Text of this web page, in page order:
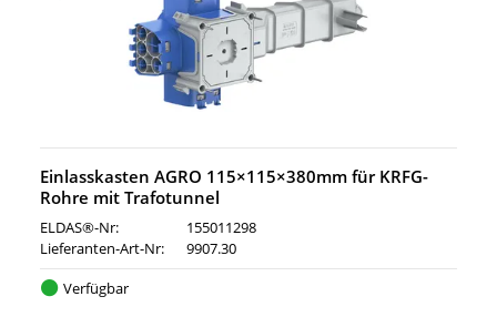
Einlasskasten AGRO 115×115×380mm für KRFG-
Rohre mit Trafotunnel
ELDAS®-Nr:
155011298
Lieferanten-Art-Nr:
9907.30
Verfügbar